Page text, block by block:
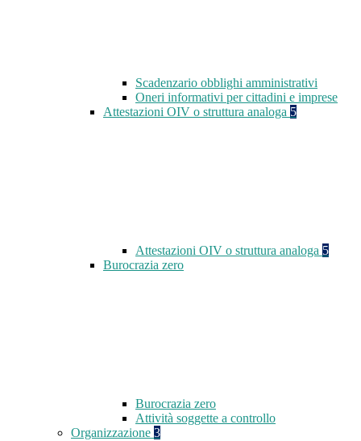
Scadenzario obblighi amministrativi
Oneri informativi per cittadini e imprese
Attestazioni OIV o struttura analoga 5
Attestazioni OIV o struttura analoga 5
Burocrazia zero
Burocrazia zero
Attività soggette a controllo
Organizzazione 3